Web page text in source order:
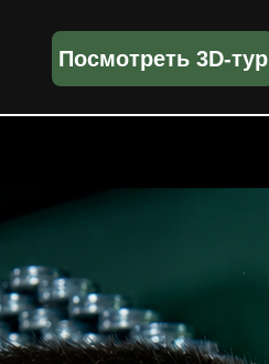
Посмотреть 3D-тур